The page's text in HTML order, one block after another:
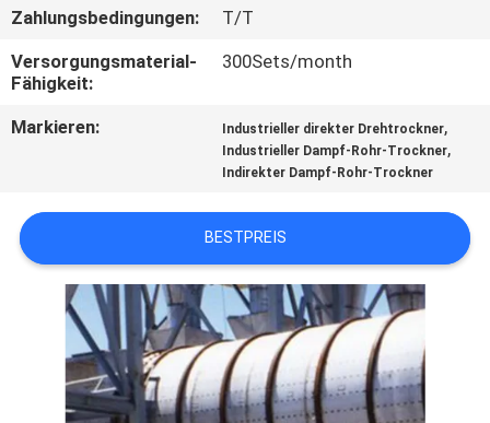
IN
VERBINDUNG
FÄLLE
SITEMAP
DATENSCHUTZRICHTLINIE
Zahlungsbedingungen:
T/T
Versorgungsmaterial-
Fähigkeit:
300Sets/month
Markieren: Industrieller direkter Drehtrockner,
Industrieller Dampf-Rohr-Trockner,
Indirekter Dampf-Rohr-Trockner
BESTPREIS